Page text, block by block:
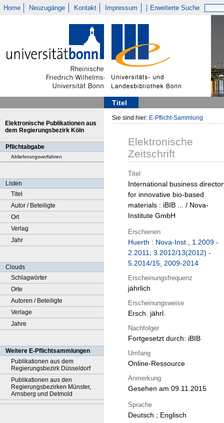
Home Neuzugänge Kontakt Impressum Erweiterte Suche
Titel
Elektronische Publikationen aus
dem Regierungsbezirk Köln
Pflichtabgabe
Ablieferungsverfahren
Listen
Titel
Autor / Beteiligte
Ort
Verlag
Jahr
Clouds
Schlagwörter
Orte
Autoren / Beteiligte
Verlage
Jahre
Weitere E-Pflichtsammlungen
Publikationen aus dem
Regierungsbezirk Düsseldorf
Publikationen aus den
Regierungsbezirken Münster,
Arnsberg und Detmold
Sie sind hier: E-Pflicht-Sammlung
Elektronische
Zeitschrift
Titel
International business
for innovative bio-based
materials : iBIB ... / Nova-
Institute GmbH
Erschienen
Huerth : Nova-Inst., 1.2009 -
2.2011; 3.2012/13(2012) -
5.2014/15, 2009-2014
Erscheinungsfrequenz
jährlich
Erscheinungsweise
Ersch. jährl.
Nachfolger
Fortgesetzt durch: iBIB
Umfang
Online-Ressource
Anmerkung
Gesehen am 09.11.2015
Sprache
Deutsch ; Englisch